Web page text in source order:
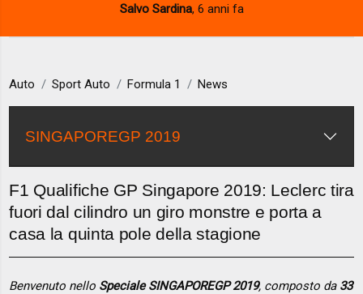
Salvo Sardina, 6 anni fa
Auto Sport Auto Formula 1 News
SINGAPOREGP 2019
F1 Qualifiche GP Singapore 2019: Leclerc tira
fuori dal cilindro un giro monstre e porta a
casa la quinta pole della stagione
Benvenuto nello Speciale SINGAPOREGP 2019, composto da 33